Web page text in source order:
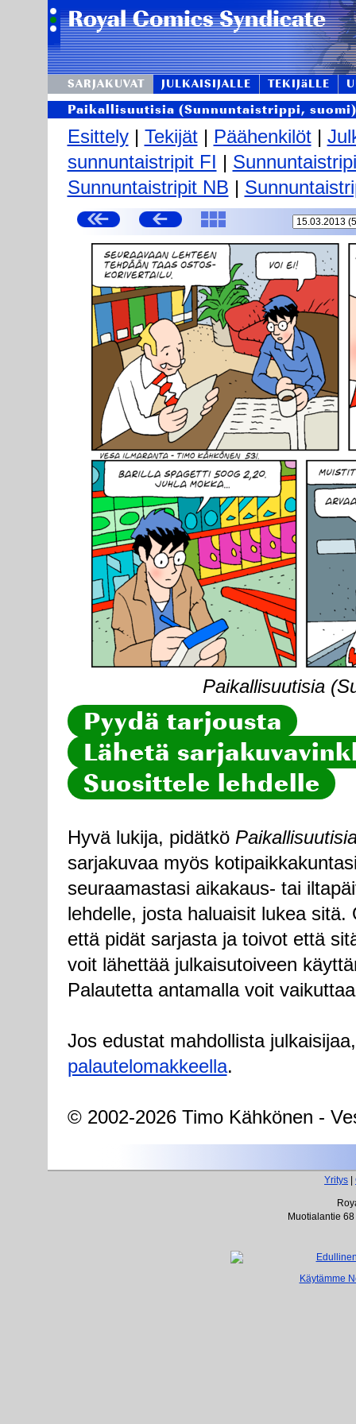
SARJAKUVAT JULKAISIJALLE TEKIJäLLE
Paikallisuutisia (Sunnuntaistrippi, suomi)
Esittely| Tekijät| Päähenkilöt|
sunnuntaistripit FI |
Sunnuntaistripit NB |
Paikallisuutisia
Pyydä tarjousta
Lähetä
Suosittele lehdelle
Hyvä lukija, pidätkö
sarjakuvaa myös
seuraamastasi aikakaus- tai
lehdelle, josta haluaisit lukea
että pidät sarjasta ja toivot että
voit lähettää julkaisutoiveen
Palautetta antamalla voit
Jos edustat mahdollista
palautelomakkeella.
© 2002-2026 Timo Kähkönen -
Yritys
Muotialantie
Käytämme